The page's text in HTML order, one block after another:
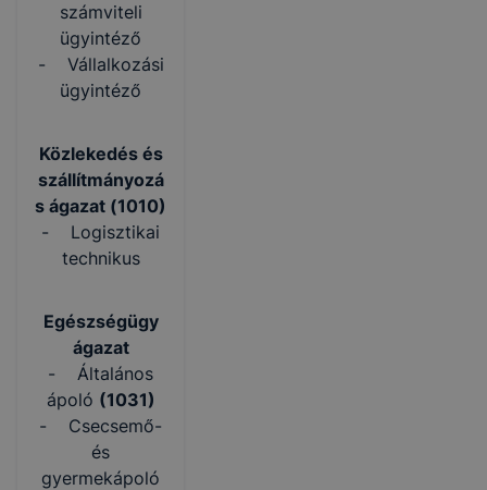
számviteli
ügyintéző
- Vállalkozási
ügyintéző
Közlekedés és
szállítmányozá
s ágazat (1010)
- Logisztikai
technikus
Egészségügy
ágazat
- Általános
ápoló (1031)
- Csecsemő-
és
gyermekápoló